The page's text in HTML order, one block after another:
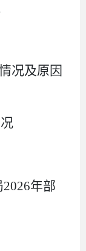
况及原因
2026年部